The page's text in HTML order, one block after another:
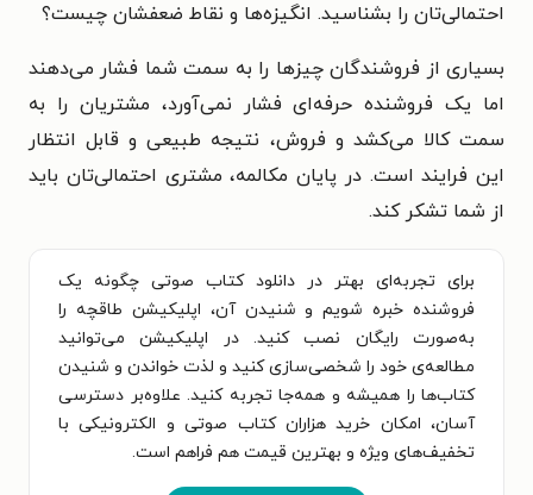
احتمالی‌تان را بشناسید. انگیزه‌ها و نقاط ضعفشان چیست؟
بسیاری از فروشندگان چیزها را به سمت شما فشار می‌دهند
اما یک فروشنده حرفه‌ای فشار نمی‌آورد، مشتریان را به
سمت کالا می‌کشد و فروش، نتیجه طبیعی و قابل انتظار
این فرایند است. در پایان مکالمه، مشتری احتمالی‌تان باید
از شما تشکر کند.
برای تجربه‌ای بهتر در دانلود کتاب صوتی چگونه یک
فروشنده خبره شویم و شنیدن آن، اپلیکیشن طاقچه را
به‌صورت رایگان نصب کنید. در اپلیکیشن می‌توانید
مطالعه‌ی خود را شخصی‌سازی کنید و لذت خواندن و شنیدن
کتاب‌ها را همیشه و همه‌جا تجربه کنید. علاوه‌بر دسترسی
آسان، امکان خرید هزاران کتاب صوتی و الکترونیکی با
تخفیف‌های ویژه و بهترین قیمت هم فراهم است.